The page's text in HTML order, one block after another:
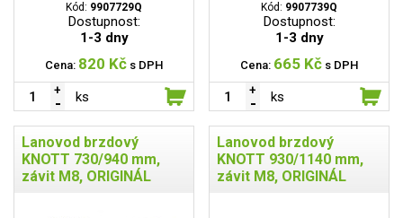
Kód: 9907729Q
Dostupnost:
1-3 dny
Cena: 820 Kč s DPH
ks
Kód: 9907739Q
Dostupnost:
1-3 dny
Cena: 665 Kč s DPH
ks
Lanovod brzdový
KNOTT 730/940 mm,
závit M8, ORIGINÁL
Lanovod brzdový
KNOTT 930/1140 mm,
závit M8, ORIGINÁL